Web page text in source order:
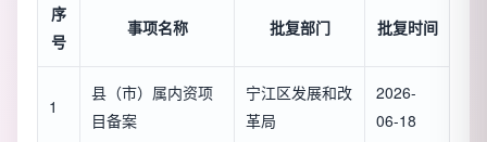
序
号
事项名称 批复部门 批复时间
1
县（市）属内资项
目备案
宁江区发展和改
革局
2026-
06-18